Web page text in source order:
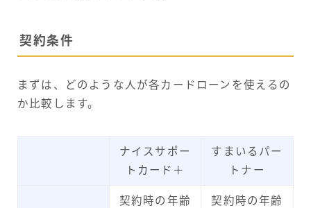
契約条件
まずは、どのような人が各カードローンを使えるの
か比較します。
ナイスサポー
トカード＋
すまいるパー
トナー
契約時の年齢
契約時の年齢